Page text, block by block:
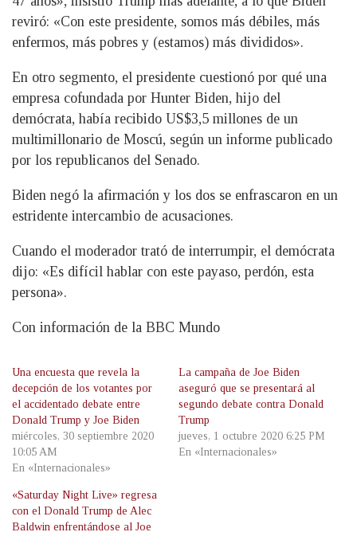
reviró: «Con este presidente, somos más débiles, más
enfermos, más pobres y (estamos) más divididos».
En otro segmento, el presidente cuestionó por qué una
empresa cofundada por Hunter Biden, hijo del
demócrata, había recibido US$3,5 millones de un
multimillonario de Moscú, según un informe publicado
por los republicanos del Senado.
Biden negó la afirmación y los dos se enfrascaron en un
estridente intercambio de acusaciones.
Cuando el moderador trató de interrumpir, el demócrata
dijo: «Es difícil hablar con este payaso, perdón, esta
persona».
Con información de la BBC Mundo
Una encuesta que revela la
decepción de los votantes por
el accidentado debate entre
Donald Trump y Joe Biden
miércoles, 30 septiembre 2020
10:05 AM
En «Internacionales»
La campaña de Joe Biden
aseguró que se presentará al
segundo debate contra Donald
Trump
jueves, 1 octubre 2020 6:25 PM
En «Internacionales»
«Saturday Night Live» regresa
con el Donald Trump de Alec
Baldwin enfrentándose al Joe